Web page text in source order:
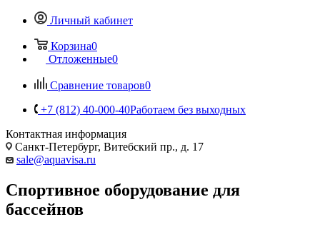
Личный кабинет
Корзина0
Отложенные0
Сравнение товаров0
+7 (812) 40-000-40Работаем без выходных
Контактная информация
Санкт-Петербург, Витебский пр., д. 17
sale@aquavisa.ru
Спортивное оборудование для
бассейнов